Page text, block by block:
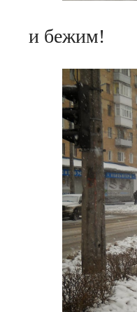
и бежим!